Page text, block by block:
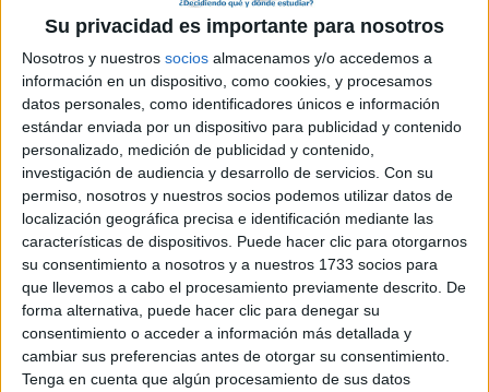
Su privacidad es importante para nosotros
Nosotros y nuestros socios almacenamos y/o accedemos a
información en un dispositivo, como cookies, y procesamos
datos personales, como identificadores únicos e información
estándar enviada por un dispositivo para publicidad y contenido
personalizado, medición de publicidad y contenido,
investigación de audiencia y desarrollo de servicios. Con su
permiso, nosotros y nuestros socios podemos utilizar datos de
localización geográfica precisa e identificación mediante las
características de dispositivos. Puede hacer clic para otorgarnos
su consentimiento a nosotros y a nuestros 1733 socios para
que llevemos a cabo el procesamiento previamente descrito. De
forma alternativa, puede hacer clic para denegar su
consentimiento o acceder a información más detallada y
cambiar sus preferencias antes de otorgar su consentimiento.
Tenga en cuenta que algún procesamiento de sus datos
Grado en Ingeniería Geomática y Topográfica
Grado en Ingeniería Informática
Grado en Ingeniería Mecánica
¡Síguenos en Facebook!